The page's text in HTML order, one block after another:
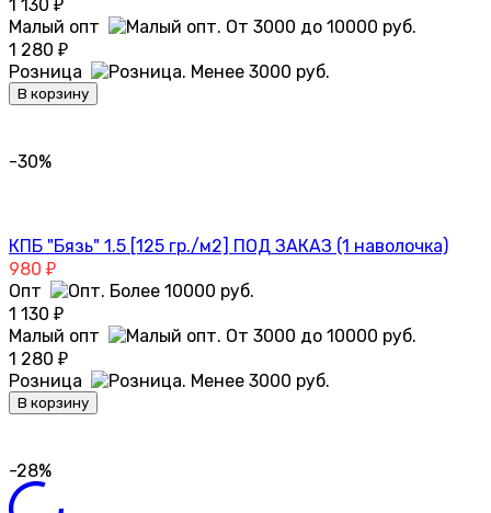
1 130 ₽
Малый опт
1 280 ₽
Розница
В корзину
-30%
КПБ "Бязь" 1.5 [125 гр./м2] ПОД ЗАКАЗ (1 наволочка)
980 ₽
Опт
1 130 ₽
Малый опт
1 280 ₽
Розница
В корзину
-28%